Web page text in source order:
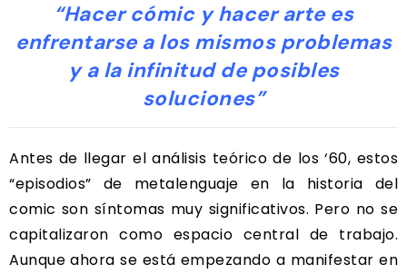
“Hacer cómic y hacer arte es
enfrentarse a los mismos problemas
y a la infinitud de posibles
soluciones”
Antes de llegar el análisis teórico de los ‘60, estos
“episodios” de metalenguaje en la historia del
comic son síntomas muy significativos. Pero no se
capitalizaron como espacio central de trabajo.
Aunque ahora se está empezando a manifestar en